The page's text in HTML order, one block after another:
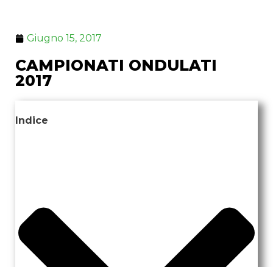
Giugno 15, 2017
CAMPIONATI ONDULATI
2017
Indice